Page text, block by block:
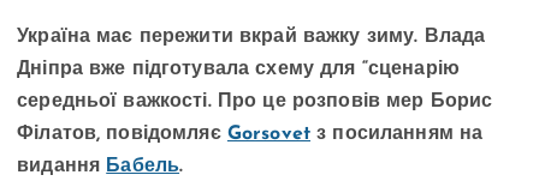
Україна має пережити вкрай важку зиму. Влада
Дніпра вже підготувала схему для “сценарію
середньої важкості. Про це розповів мер Борис
Філатов, повідомляє Gorsovet з посиланням на
видання Бабель.